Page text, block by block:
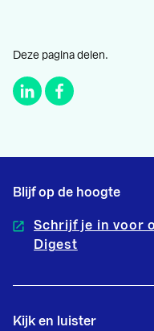
Deze pagina delen.
Blijf op de hoogte
Schrijf je in voor
Digest
Kijk en luister